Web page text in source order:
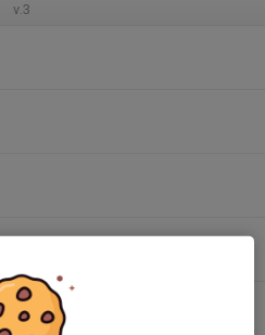
v.3